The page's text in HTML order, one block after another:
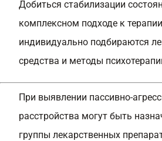
Добиться стабилизации
комплексном подходе к
индивидуально подбираются
средства и методы
При выявлении пассивно-
расстройства могут быть
группы лекарственных